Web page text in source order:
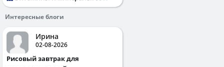
Интересные блоги
Ирина
02-08-2026
Рисовый завтрак для